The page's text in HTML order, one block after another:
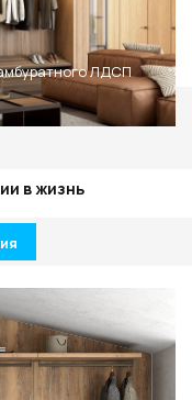
в жизнь
ЛДСП